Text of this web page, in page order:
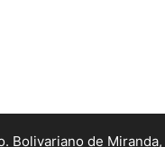
Bolivariano de Miranda,